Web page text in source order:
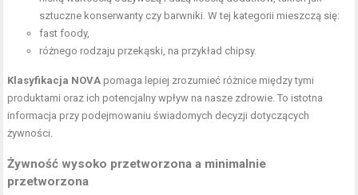
sztuczne konserwanty czy barwniki. W tej kategorii mieszczą się:
fast foody,
różnego rodzaju przekąski, na przykład chipsy.
Klasyfikacja NOVA pomaga lepiej zrozumieć różnice między tymi
produktami oraz ich potencjalny wpływ na nasze zdrowie. To istotna
informacja przy podejmowaniu świadomych decyzji dotyczących
żywności.
Żywność wysoko przetworzona a minimalnie
przetworzona